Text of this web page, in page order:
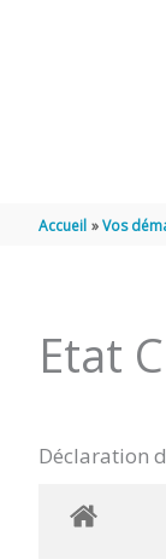
Accueil Vos
Etat
Déclaration